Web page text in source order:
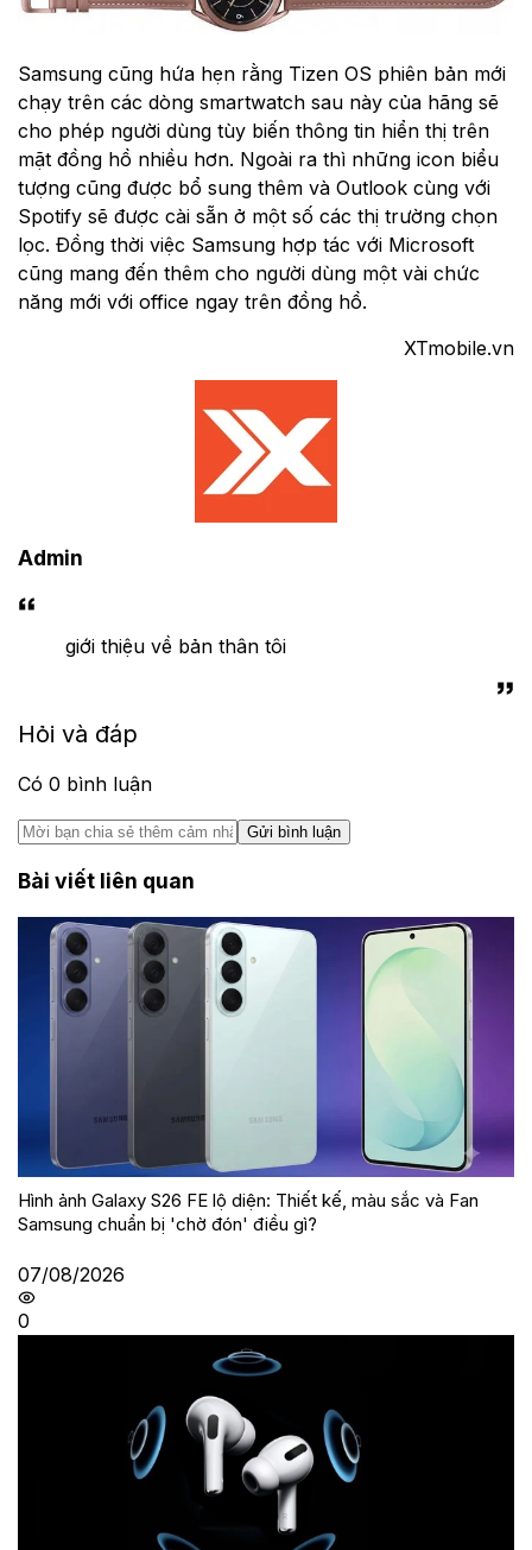
Samsung cũng hứa hẹn rằng Tizen OS phiên bản mới
chạy trên các dòng smartwatch sau này của hãng sẽ
cho phép người dùng tùy biến thông tin hiển thị trên
mặt đồng hồ nhiều hơn. Ngoài ra thì những icon biểu
tượng cũng được bổ sung thêm và Outlook cùng với
Spotify sẽ được cài sẵn ở một số các thị trường chọn
lọc. Đồng thời việc Samsung hợp tác với Microsoft
cũng mang đến thêm cho người dùng một vài chức
năng mới với office ngay trên đồng hồ.
XTmobile.vn
Admin
giới thiệu về bản thân tôi
Hỏi và đáp
Có 0 bình luận
Gửi bình luận
Bài viết liên quan
Hình ảnh Galaxy S26 FE lộ diện: Thiết kế, màu sắc và Fan
Samsung chuẩn bị 'chờ đón' điều gì?
07/08/2026
0